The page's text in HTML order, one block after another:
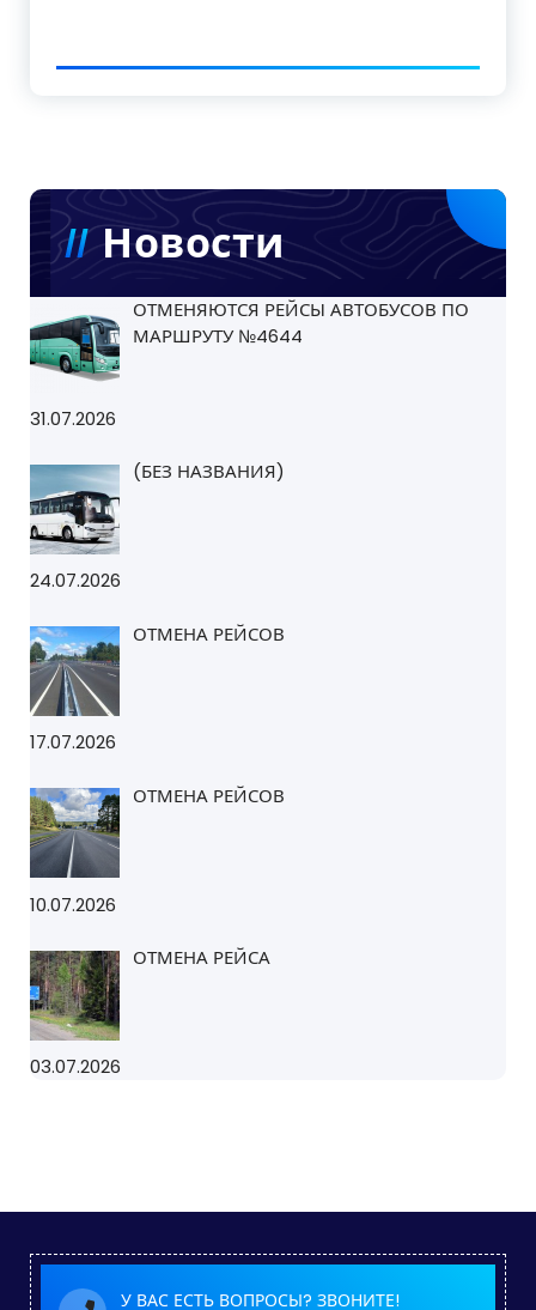
Новости
ОТМЕНЯЮТСЯ РЕЙСЫ АВТОБУСОВ ПО
МАРШРУТУ №4644
31.07.2026
(БЕЗ НАЗВАНИЯ)
24.07.2026
ОТМЕНА РЕЙСОВ
17.07.2026
ОТМЕНА РЕЙСОВ
10.07.2026
ОТМЕНА РЕЙСА
03.07.2026
У ВАС ЕСТЬ ВОПРОСЫ? ЗВОНИТЕ!